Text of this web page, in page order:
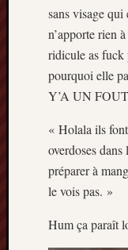
sans visage qui
n’apporte rien
ridicule as fuck
pourquoi elle
Y’A UN
« Holala ils
overdoses
préparer à
le vois pas. »
Hum ça paraît